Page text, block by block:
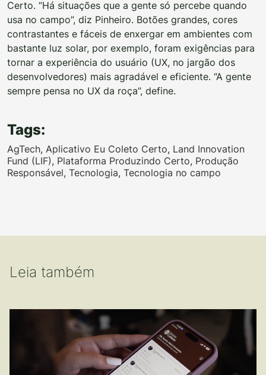
Certo. “Há situações que a gente só percebe quando
usa no campo”, diz Pinheiro. Botões grandes, cores
contrastantes e fáceis de enxergar em ambientes com
bastante luz solar, por exemplo, foram exigências para
tornar a experiência do usuário (UX, no jargão dos
desenvolvedores) mais agradável e eficiente. “A gente
sempre pensa no UX da roça”, define.
Tags:
AgTech, Aplicativo Eu Coleto Certo, Land Innovation
Fund (LIF), Plataforma Produzindo Certo, Produção
Responsável, Tecnologia, Tecnologia no campo
Leia também